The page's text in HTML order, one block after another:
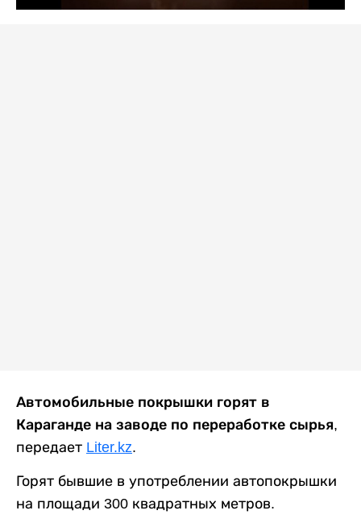
Автомобильные покрышки горят в
Караганде на заводе по переработке сырья,
передает Liter.kz.
Горят бывшие в употреблении автопокрышки
на площади 300 квадратных метров.